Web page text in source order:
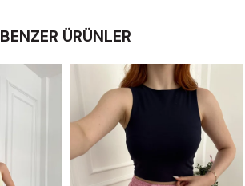
BENZER ÜRÜNLER